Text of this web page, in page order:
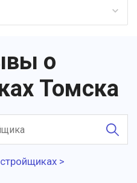
о
Томска
>